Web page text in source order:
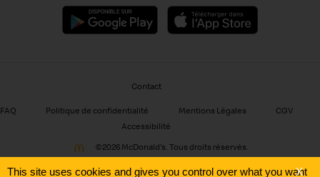
Contact
FAQ Politique de confidentialité Mentions Légales
CGV
Accessibilité
©2026 McDonald's. Tous droits réservés.
X
This site uses cookies and gives you control over what you want